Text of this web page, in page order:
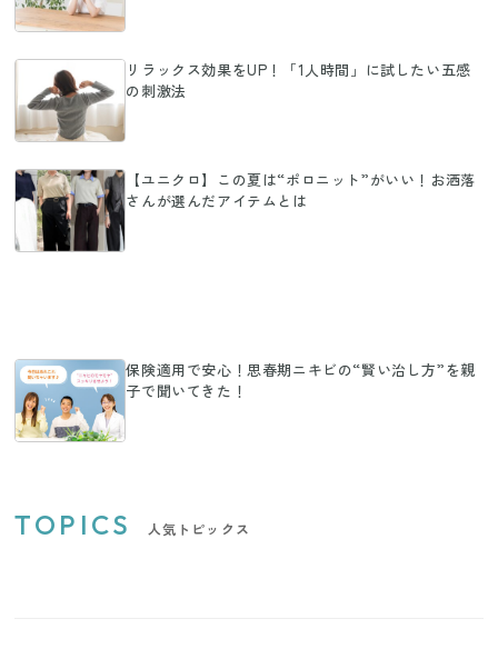
リラックス効果をUP！「1人時間」に試したい五感
の刺激法
【ユニクロ】この夏は“ポロニット”がいい！お洒落
さんが選んだアイテムとは
保険適用で安心！思春期ニキビの“賢い治し方”を親
子で聞いてきた！
TOPICS 人気トピックス